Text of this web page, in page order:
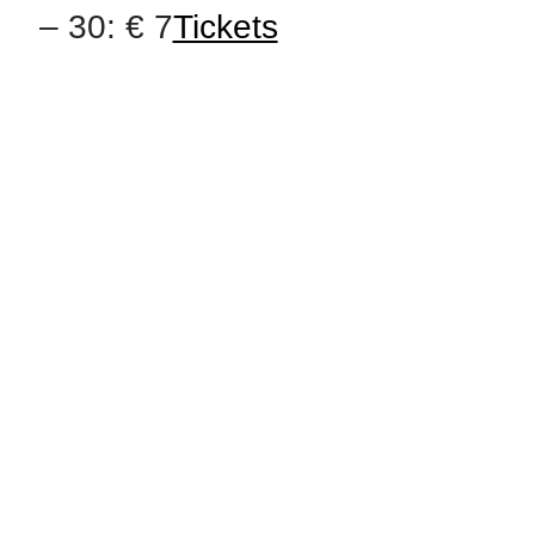
– 30: € 7Tickets